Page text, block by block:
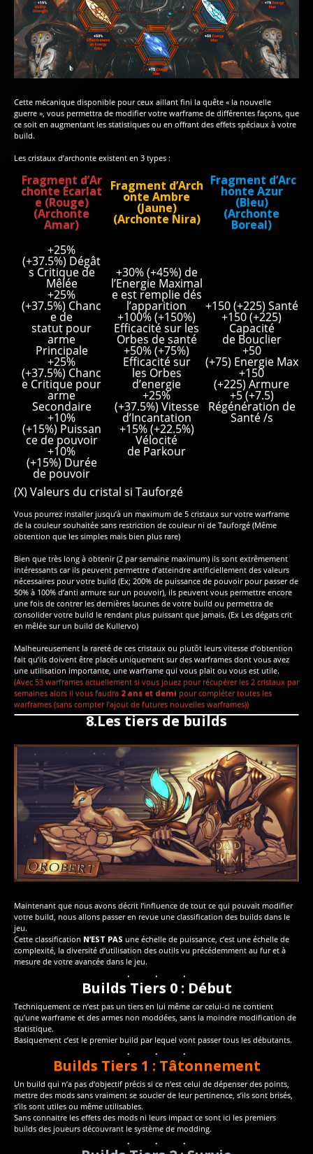
Cette mécanique disponible pour ceux aillant fini la quête « la nouvelle
guerre », vous permettra de modifier votre warframe de différentes façons, que
ce soit en augmentant les statistiques ou en offrant des effets spéciaux à votre
build.
Les cristaux d’archonte existent en 3 types :
Fragment d’Ar
chonte Écarlat
e (Rouge)
(Archonte
Amar)
Fragment d’Arch
onte Ambre
(Jaune)
(Archonte Nira)
Fragment d’Arc
honte Azur
(Bleu)
(Archonte
Boreal)
+25%
(+37.5%) Dégât
s Critique de
Mêlée
+25%
(+37.5%) Chanc
e de
statut pour
arme
Principale
+25%
(+37.5%) Chanc
e Critique pour
arme
Secondaire
+10%
(+15%) Puissan
ce de pouvoir
+10%
(+15%) Durée
de pouvoir
+30% (+45%) de
l’Energie Maximal
e est remplie dés
l’apparition
+100% (+150%)
Efficacité sur les
Orbes de santé
+50% (+75%)
Efficacité sur
les Orbes
d’energie
+25%
(+37.5%) Vitesse
d’Incantation
+15% (+22.5%)
Vélocité
de Parkour
+150 (+225) Santé
+150 (+225)
Capacité
de Bouclier
+50
(+75) Energie Max
+150
(+225) Armure
+5 (+7.5)
Régénération de
Santé /s
(X) Valeurs du cristal si Tauforgé
Vous pourrez installer jusqu’à un maximum de 5 cristaux sur votre warframe
de la couleur souhaitée sans restriction de couleur ni de Tauforgé (Même
obtention que les simples mais bien plus rare)
Bien que très long à obtenir (2 par semaine maximum) ils sont extrêmement
intéressants car ils peuvent permettre d’atteindre artificiellement des valeurs
nécessaires pour votre build (Ex; 200% de puissance de pouvoir pour passer de
50% à 100% d’anti armure sur un pouvoir), ils peuvent vous permettre encore
une fois de contrer les dernières lacunes de votre build ou permettra de
consolider votre build le rendant plus puissant que jamais. (Ex Les dégats crit
en mêlée sur un build de Kullervo)
Malheureusement la rareté de ces cristaux ou plutôt leurs vitesse d’obtention
fait qu’ils doivent être placés uniquement sur des warframes dont vous avez
une utilisation importante, une warframe qui vous plait ou vous est utile.
(Avec 53 warframes actuellement si vous jouez pour récupérer les 2 cristaux par
semaines alors il vous faudra 2 ans et demi pour compléter toutes les
warframes (sans compter l’ajout de futures nouvelles warframes))
8.Les tiers de builds
Maintenant que nous avons décrit l’influence de tout ce qui pouvait modifier
votre build, nous allons passer en revue une classification des builds dans le
jeu.
Cette classification N’EST PAS une échelle de puissance, c’est une échelle de
complexité, la diversité d’utilisation des outils vu précédemment au fur et à
mesure de votre avancée dans le jeu.
Builds Tiers 0 : Début
Techniquement ce n’est pas un tiers en lui même car celui-ci ne contient
qu’une warframe et des armes non moddées, sans la moindre modification de
statistique.
Basiquement c’est le premier build par lequel vont passer tous les débutants.
Builds Tiers 1 : Tâtonnement
Un build qui n’a pas d’objectif précis si ce n’est celui de dépenser des points,
mettre des mods sans vraiment se soucier de leur pertinence, s’ils sont brisés,
s’ils sont utiles ou même utilisables.
Sans connaitre les effets des mods ni leurs impact ce sont ici les premiers
builds des joueurs découvrant le système de modding.